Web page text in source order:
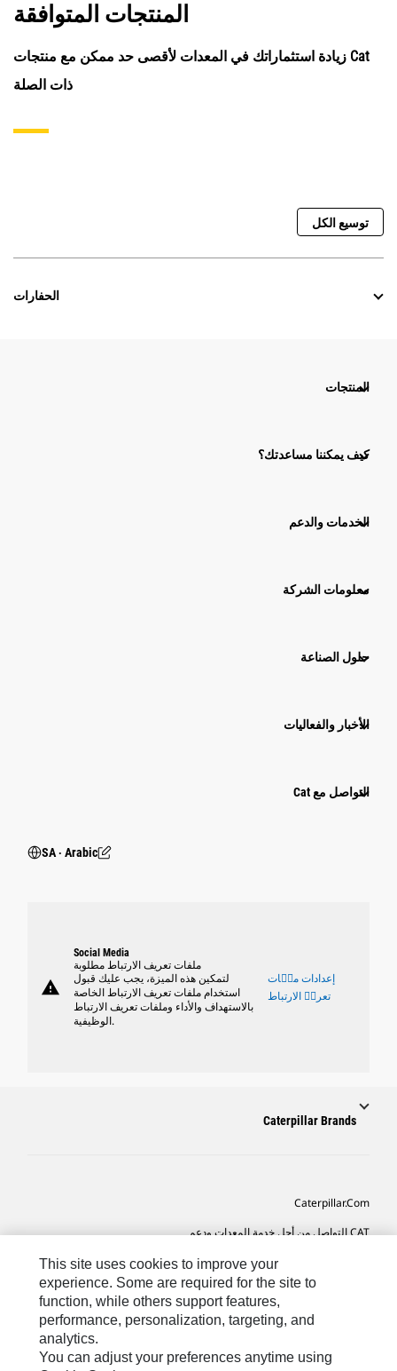
المنتجات المتوافقة
زيادة استثماراتك في المعدات لأقصى حد ممكن مع منتجات Cat
ذات الصلة
توسيع الكل
الحفارات
المنتجات
كيف يمكننا مساعدتك؟
الخدمات والدعم
معلومات الشركة
حلول الصناعة
الأخبار والفعاليات
التواصل مع Cat
SA ‧ Arabic
warning
Social Media
ملفات تعريف الارتباط مطلوبة
لتمكين هذه الميزة، يجب عليك قبول
استخدام ملفات تعريف الارتباط الخاصة
بالاستهداف والأداء وملفات تعريف الارتباط
الوظيفية.
إعدادات ملٝات
تعريٝ الارتباط
Caterpillar Brands
Caterpillar.com
CAT التواصل من أجل خدمة المعدات ودعم
تفضيلات التسويق الخاصة بي
خريطة الموقع
Cookie Settings
This site uses cookies to improve your
experience. Some are required for the site to
function, while others support features,
performance, personalization, targeting, and
analytics.
You can adjust your preferences anytime using